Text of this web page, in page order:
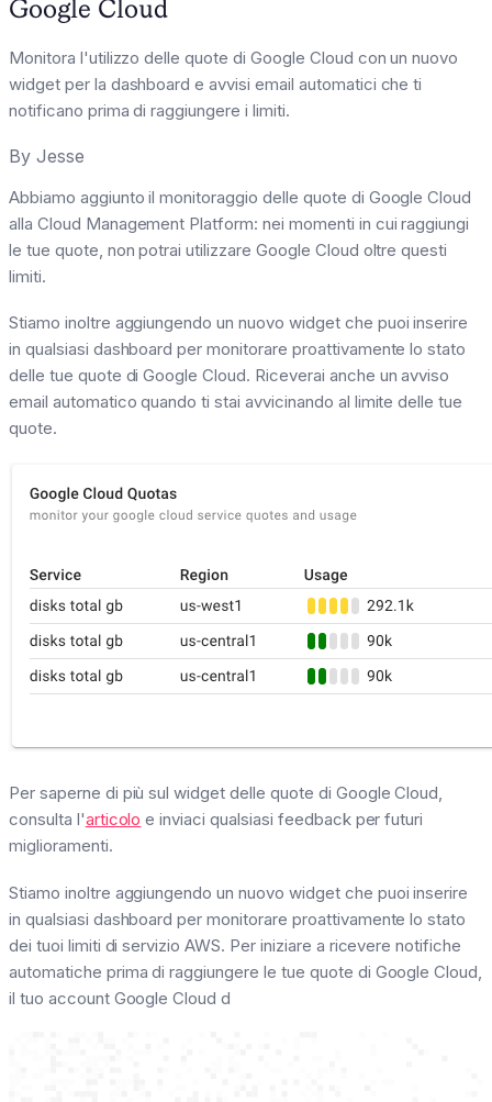
Google Cloud
Monitora l'utilizzo delle quote di Google Cloud con un nuovo
widget per la dashboard e avvisi email automatici che ti
notificano prima di raggiungere i limiti.
By Jesse
Abbiamo aggiunto il monitoraggio delle quote di Google Cloud
alla Cloud Management Platform: nei momenti in cui raggiungi
le tue quote, non potrai utilizzare Google Cloud oltre questi
limiti.
Stiamo inoltre aggiungendo un nuovo widget che puoi inserire
in qualsiasi dashboard per monitorare proattivamente lo stato
delle tue quote di Google Cloud. Riceverai anche un avviso
email automatico quando ti stai avvicinando al limite delle tue
quote.
Per saperne di più sul widget delle quote di Google Cloud,
consulta l'articolo e inviaci qualsiasi feedback per futuri
miglioramenti.
Stiamo inoltre aggiungendo un nuovo widget che puoi inserire
in qualsiasi dashboard per monitorare proattivamente lo stato
dei tuoi limiti di servizio AWS. Per iniziare a ricevere notifiche
automatiche prima di raggiungere le tue quote di Google Cloud,
il tuo account Google Cloud d